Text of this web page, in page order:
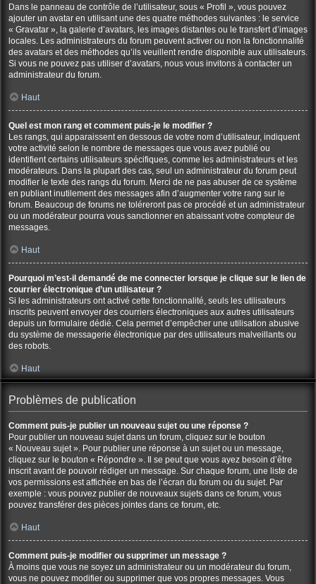
Dans le panneau de contrôle de l’utilisateur, sous « Profil », vous pouvez
ajouter un avatar en utilisant une des quatre méthodes suivantes : le service
« Gravatar », la galerie d’avatars, les images distantes ou le transfert d’images
locales. Les administrateurs du forum peuvent activer ou non la fonctionnalité
des avatars et des méthodes qu’ils veuillent rendre disponible aux utilisateurs.
Si vous ne pouvez pas utiliser d’avatars, nous vous invitons à contacter un
administrateur du forum.
Haut
Quel est mon rang et comment puis-je le modifier ?
Les rangs, qui apparaissent en dessous de votre nom d’utilisateur, indiquent
votre activité selon le nombre de messages que vous avez publié ou
identifient certains utilisateurs spécifiques, comme les administrateurs et les
modérateurs. Dans la plupart des cas, seul un administrateur du forum peut
modifier le texte des rangs du forum. Merci de ne pas abuser de ce système
en publiant inutilement des messages afin d’augmenter votre rang sur le
forum. Beaucoup de forums ne toléreront pas ce procédé et un administrateur
ou un modérateur pourra vous sanctionner en abaissant votre compteur de
messages.
Haut
Pourquoi m’est-il demandé de me connecter lorsque je clique sur le lien de
courrier électronique d’un utilisateur ?
Si les administrateurs ont activé cette fonctionnalité, seuls les utilisateurs
inscrits peuvent envoyer des courriers électroniques aux autres utilisateurs
depuis un formulaire dédié. Cela permet d’empêcher une utilisation abusive
du système de messagerie électronique par des utilisateurs malveillants ou
des robots.
Haut
Problèmes de publication
Comment puis-je publier un nouveau sujet ou une réponse ?
Pour publier un nouveau sujet dans un forum, cliquez sur le bouton
« Nouveau sujet ». Pour publier une réponse à un sujet ou un message,
cliquez sur le bouton « Répondre ». Il se peut que vous ayez besoin d’être
inscrit avant de pouvoir rédiger un message. Sur chaque forum, une liste de
vos permissions est affichée en bas de l’écran du forum ou du sujet. Par
exemple : vous pouvez publier de nouveaux sujets dans ce forum, vous
pouvez transférer des pièces jointes dans ce forum, etc.
Haut
Comment puis-je modifier ou supprimer un message ?
À moins que vous ne soyez un administrateur ou un modérateur du forum,
vous ne pouvez modifier ou supprimer que vos propres messages. Vous